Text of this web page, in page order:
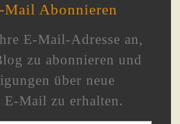
Abonnieren
E-Mail-Adresse an,
zu abonnieren und
über neue
E-Mail zu erhalten.